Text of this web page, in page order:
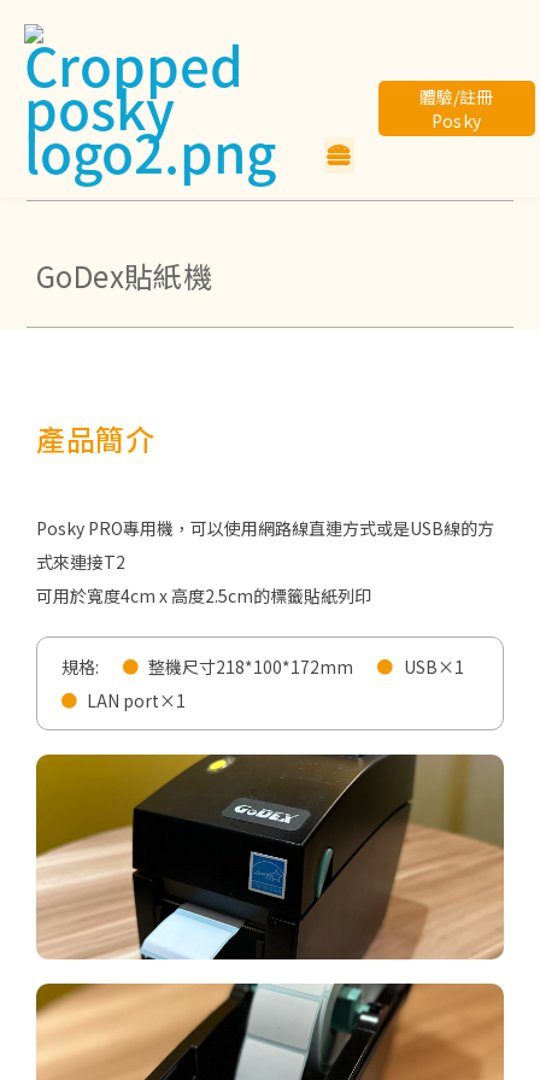
體驗/註冊
Posky
GoDex貼紙機
產品簡介
Posky PRO專用機，可以使用網路線直連方式或是USB線的方
式來連接T2
可用於寬度4cm x 高度2.5cm的標籤貼紙列印
規格: 整機尺寸218*100*172mm
USB×1
LAN port×1